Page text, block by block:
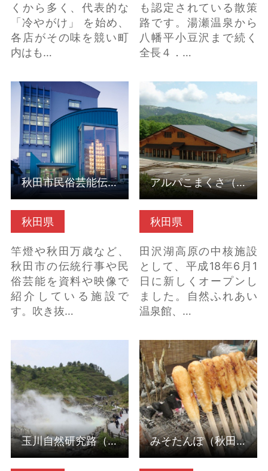
くから多く、代表的な
「冷やがけ」 を始め、
各店がその味を競い町
内はも…
も認定されている散策
路です。湯瀬温泉から
八幡平小豆沢まで続く
全長４．…
秋田県
竿燈や秋田万歳など、
秋田市の伝統行事や民
俗芸能を資料や映像で
紹介している施設で
す。吹き抜…
秋田市民俗芸能伝承館
（ねぶり流し館） の詳
細はこちら
秋田市民俗芸能伝承館（ねぶり流し館）
秋田県
田沢湖高原の中核施設
として、平成18年6月1
日に新しくオープンし
ました。自然ふれあい
温泉館、…
アルパこまくさ（秋田
県仙北市） の詳細はこ
ちら
アルパこまくさ（秋田県仙北市）
県仙北市） の詳細はこ
ちら
玉川自然研究路（秋田県仙北市）
みそたんぽ（秋田県仙
北市） の詳細はこちら
みそたんぽ（秋田県仙北市）